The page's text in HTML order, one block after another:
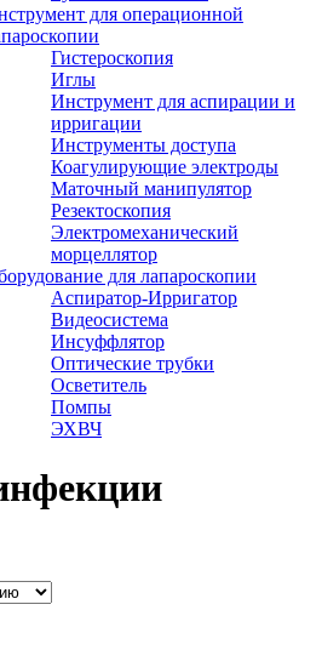
для операционной
Гистероскопия
Иглы
Инструмент для аспирации и
ирригации
Инструменты доступа
Коагулирующие электроды
Маточный манипулятор
Резектоскопия
Электромеханический
морцеллятор
для лапароскопии
Аспиратор-Ирригатор
Видеосистема
Инсуффлятор
Оптические трубки
Осветитель
Помпы
ЭХВЧ